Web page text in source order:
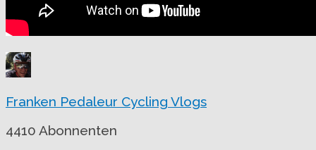
Franken Pedaleur Cycling Vlogs
4410 Abonnenten